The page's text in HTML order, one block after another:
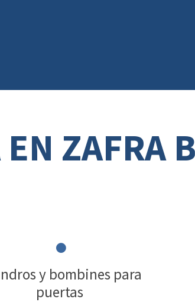
ZAFRA
y bombines para
puertas